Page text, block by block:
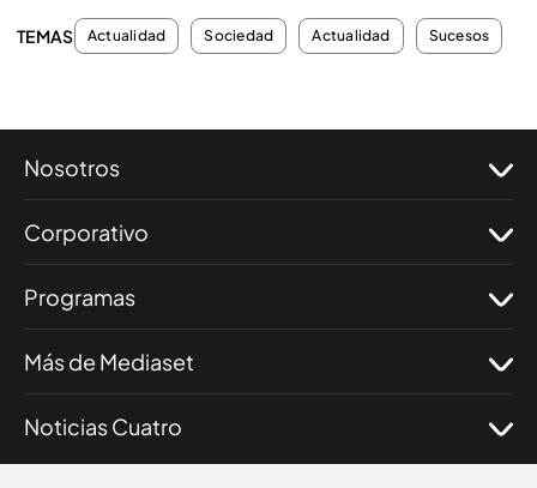
TEMAS Actualidad Sociedad Actualidad Sucesos
Nosotros
Corporativo
Programas
Más de Mediaset
Noticias Cuatro